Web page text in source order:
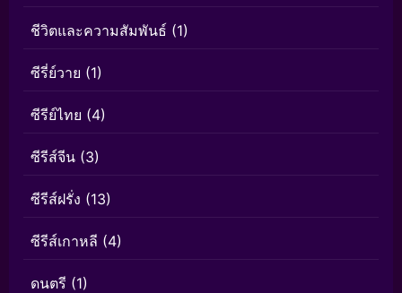
ชีวิตและความสัมพันธ์ (1)
ซีรี่ย์วาย (1)
ซีรีย์ไทย (4)
ซีรีส์จีน (3)
ซีรีส์ฝรั่ง (13)
ซีรีส์เกาหลี (4)
ดนตรี (1)